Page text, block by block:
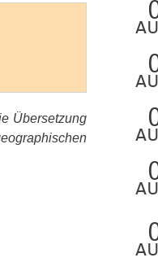
Übersetzung